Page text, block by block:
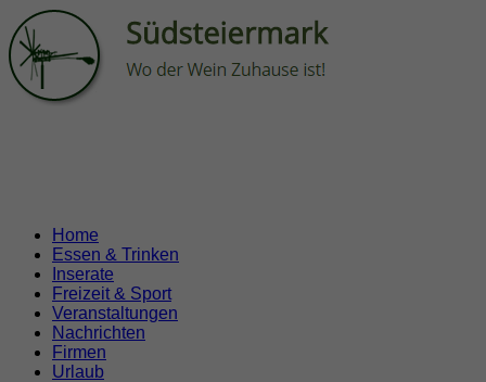
Home
Essen & Trinken
Inserate
Freizeit & Sport
Veranstaltungen
Nachrichten
Firmen
Urlaub